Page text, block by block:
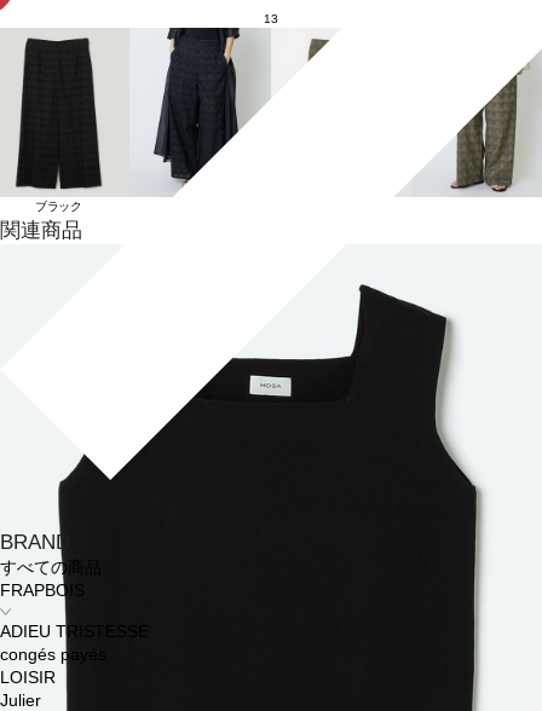
BRAND
すべての商品
FRAPBOIS
ADIEU TRISTESSE
congés payés
LOISIR
Julier
13
ブラック
関連商品